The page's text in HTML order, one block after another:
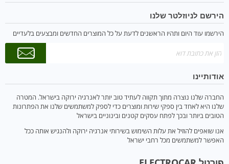
הירשם לניוזלטר שלנו
הירשמו עוד היום ותהיו הראשנים לדעת על כל המוצרים החדשים ומבצעים בלעדיים
אודותיינו
החברה שלנו נוצרה מתוך תקווה לעתיד טוב יותר לאנרגיה ירוקה בישראל. המטרה
שלנו היא לאחד בין ספקי שירות ומוצרים כדי לספק למשתמשים שלנו את הפתרונות
הטובים ביותר ובכך לפתח עסקים קטנים ובינוניים בישראל
אנו שואפים להוזיל את עלות השימוש בשירותי אנרגיה ירוקה ולהנגיש אותה ככל
האפשר למשתמשים מכל רחבי ישראל